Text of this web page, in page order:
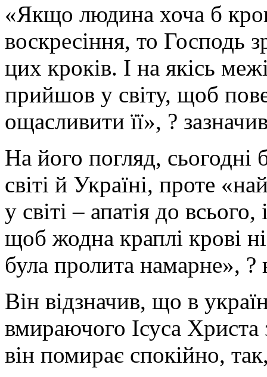
«Якщо людина хоча б
воскресіння, то Господь
цих кроків. І на якісь
прийшов у світу, щоб
ощасливити її», ?
На його погляд, сьогодні
світі й Україні, проте
у світі – апатія до
щоб жодна краплі крові
була пролита намарне»,
Він відзначив, що в
вмираючого Ісуса Христа
він помирає спокійно,